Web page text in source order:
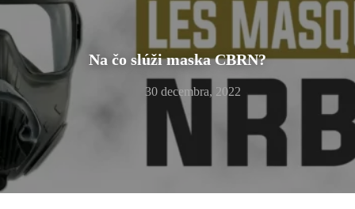
Na čo slúži maska CBRN?
30 decembra, 2022